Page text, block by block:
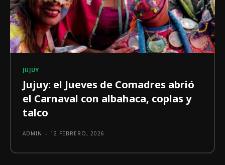
JUJUY
Jujuy: el Jueves de Comadres abrió
el Carnaval con albahaca, coplas y
talco
ADMIN - 12 FEBRERO, 2026